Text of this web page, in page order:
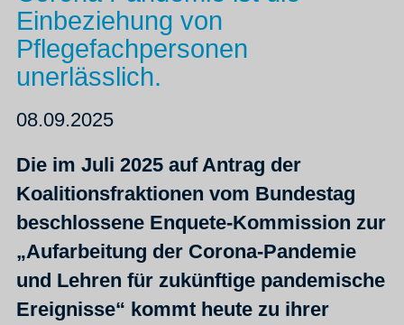
Einbeziehung von
Pflegefachpersonen
unerlässlich.
08.09.2025
Die im Juli 2025 auf Antrag der
Koalitionsfraktionen vom Bundestag
beschlossene Enquete-Kommission zur
„Aufarbeitung der Corona-Pandemie
und Lehren für zukünftige pandemische
Ereignisse“ kommt heute zu ihrer